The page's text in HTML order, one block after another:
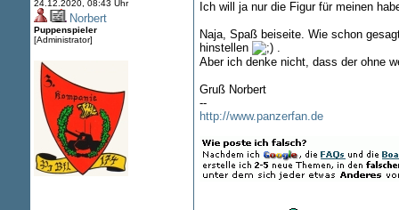
24.12.2020, 08:43 Uhr
Norbert
Puppenspieler
[Administrator]
Ich will ja nur die Figur für meinen
Naja, Spaß beiseite. Wie schon
hinstellen
.
Aber ich denke nicht, dass der ohne
Gruß Norbert
--
http://www.panzerfan.de